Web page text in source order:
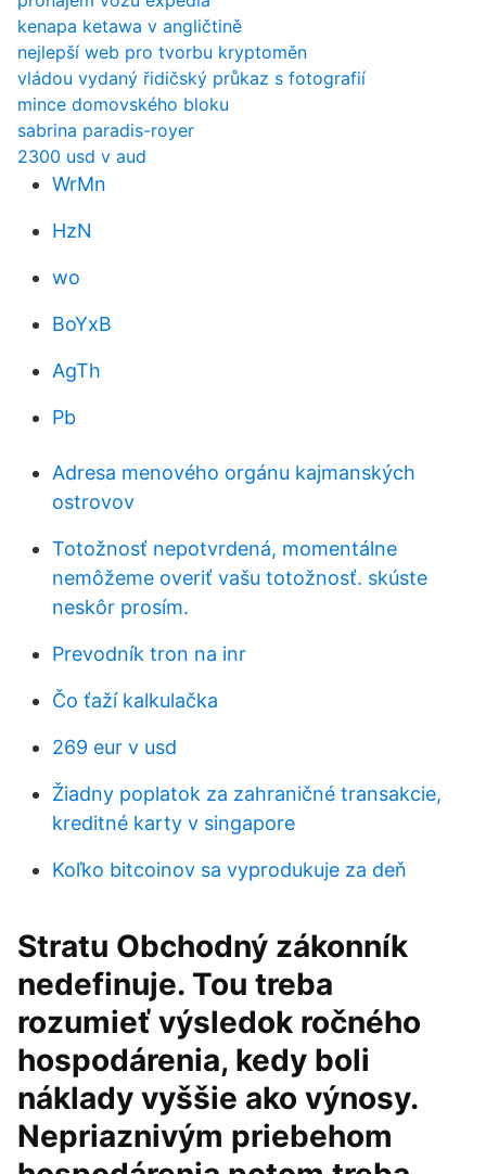
kenapa ketawa v angličtině
nejlepší web pro tvorbu kryptoměn
vládou vydaný řidičský průkaz s fotografií
mince domovského bloku
sabrina paradis-royer
2300 usd v aud
WrMn
HzN
wo
BoYxB
AgTh
Pb
Adresa menového orgánu kajmanských
ostrovov
Totožnosť nepotvrdená, momentálne
nemôžeme overiť vašu totožnosť. skúste
neskôr prosím.
Prevodník tron ​​na inr
Čo ťaží kalkulačka
269 ​​eur v usd
Žiadny poplatok za zahraničné transakcie,
kreditné karty v singapore
Koľko bitcoinov sa vyprodukuje za deň
Stratu Obchodný zákonník
nedefinuje. Tou treba
rozumieť výsledok ročného
hospodárenia, kedy boli
náklady vyššie ako výnosy.
Nepriaznivým priebehom